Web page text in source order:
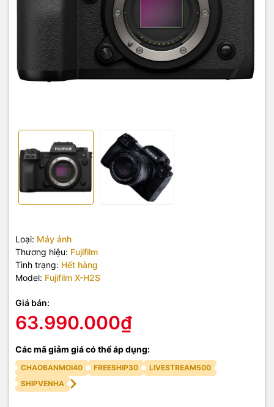
Loại: Máy ảnh
Thương hiệu: Fujifilm
Tình trạng: Hết hàng
Model: Fujifilm X-H2S
Giá bán:
63.990.000₫
Các mã giảm giá có thể áp dụng:
CHAOBANMOI40 FREESHIP30
LIVESTREAM500
SHIPVENHA